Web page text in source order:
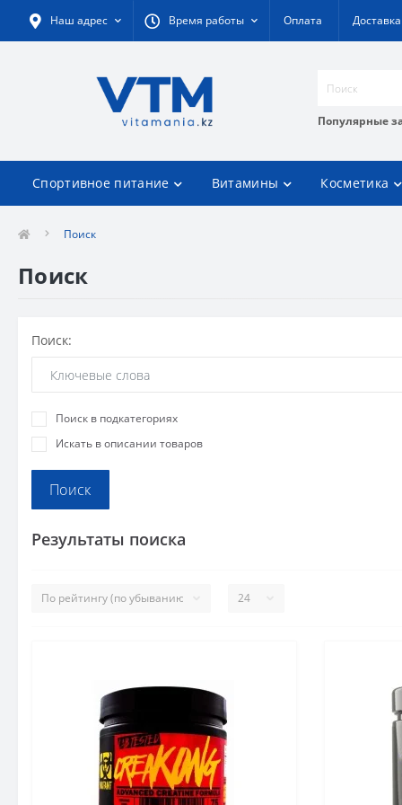
Наш адрес Время работы Оплата Доставка
Популярные
Спортивное питание Витамины Косметика
Поиск
Поиск
Поиск:
Поиск в подкатегориях
Искать в описании товаров
Результаты поиска